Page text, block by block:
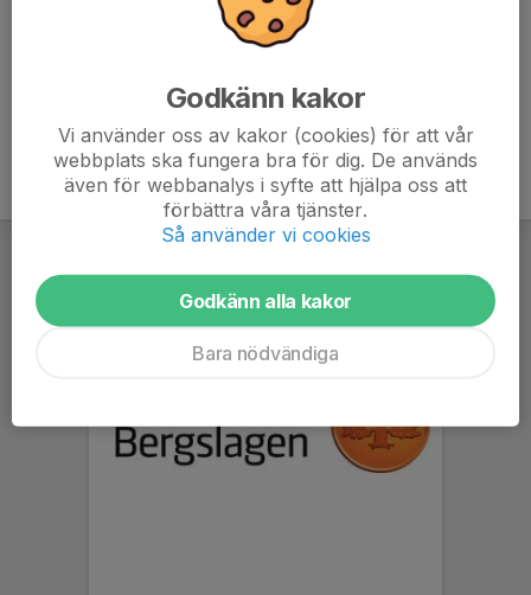
Godkänn kakor
Vi använder oss av kakor (cookies) för att vår
webbplats ska fungera bra för dig. De används
även för webbanalys i syfte att hjälpa oss att
förbättra våra tjänster.
Så använder vi cookies
Godkänn alla kakor
Bara nödvändiga